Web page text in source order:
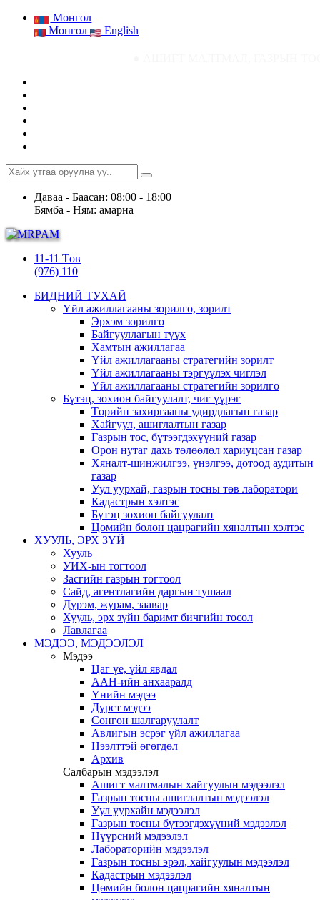
Монгол
Монгол
English
Даваа - Баасан: 08:00 - 18:00
Бямба - Ням: амарна
11-11 Төв
(976) 110
БИДНИЙ ТУХАЙ
Үйл ажиллагааны зорилго, зорилт
Эрхэм зорилго
Байгууллагын түүх
Хамтын ажиллагаа
Үйл ажиллагааны стратегийн зорилт
Үйл ажиллагааны тэргүүлэх чиглэл
Үйл ажиллагааны стратегийн зорилго
Бүтэц, зохион байгуулалт, чиг үүрэг
Төрийн захиргааны удирдлагын газар
Хайгуул, ашиглалтын газар
Газрын тос, бүтээгдэхүүний газар
Орон нутаг дахь төлөөлөл хариуцсан газар
Хяналт-шинжилгээ, үнэлгээ, дотоод аудитын
газар
Уул уурхай, газрын тосны төв лаборатори
Кадастрын хэлтэс
Бүтэц зохион байгуулалт
Цөмийн болон цацрагийн хяналтын хэлтэс
ХУУЛЬ, ЭРХ ЗҮЙ
Хууль
УИХ-ын тогтоол
Засгийн газрын тогтоол
Сайд, агентлагийн даргын тушаал
Дүрэм, журам, заавар
Хууль, эрх зүйн баримт бичгийн төсөл
Лавлагаа
МЭДЭЭ, МЭДЭЭЛЭЛ
Мэдээ
Цаг үе, үйл явдал
ААН-ийн анхааралд
Үнийн мэдээ
Дүрст мэдээ
Сонгон шалгаруулалт
Авлигын эсрэг үйл ажиллагаа
Нээлттэй өгөгдөл
Архив
Салбарын мэдээлэл
Ашигт малтмалын хайгуулын мэдээлэл
Газрын тосны ашиглалтын мэдээлэл
Уул уурхайн мэдээлэл
Газрын тосны бүтээгдэхүүний мэдээлэл
Нүүрсний мэдээлэл
Лабораторийн мэдээлэл
Газрын тосны эрэл, хайгуулын мэдээлэл
Кадастрын мэдээлэл
Цөмийн болон цацрагийн хяналтын